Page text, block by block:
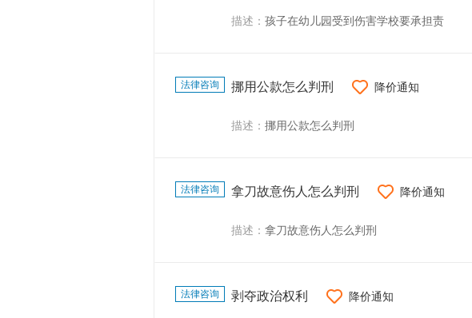
描述： 孩子在幼儿园受到伤害学校要承担责
法律咨询 挪用公款怎么判刑 降价通知
描述： 挪用公款怎么判刑
法律咨询 拿刀故意伤人怎么判刑 降价通知
描述： 拿刀故意伤人怎么判刑
法律咨询 剥夺政治权利 降价通知